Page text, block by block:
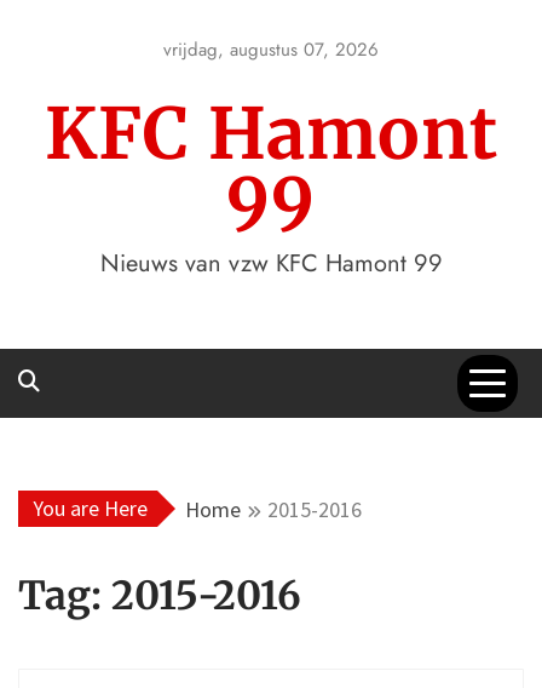
vrijdag, augustus 07, 2026
KFC Hamont
99
Nieuws van vzw KFC Hamont 99
You are Here Home 2015-2016
Tag: 2015-2016